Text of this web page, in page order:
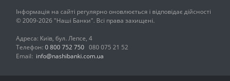
Інформація на сайті регулярно оновлюється і відповідає дійсності
© 2009-2026 "Наші Банки". Всі права захищені.
Адреса: Київ, бул. Лепсе, 4
Телефон: 0 800 752 750 080 075 21 52
Email: info@nashibanki.com.ua